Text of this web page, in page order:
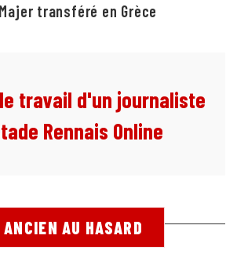
transféré en Grèce
travail d'un journaliste
Rennais Online
ANCIEN AU HASARD